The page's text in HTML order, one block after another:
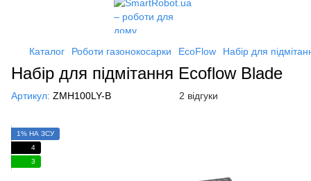
Каталог Роботи газонокосарки EcoFlow Набір для
Набір для підмітання Ecoflow Blade
Артикул: ZMH100LY-B 2 відгуки
1% НА ЗСУ
4
3